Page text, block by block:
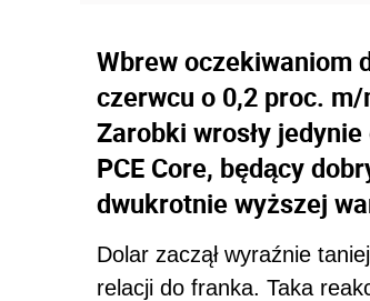
Wbrew oczekiwaniom
czerwcu o 0,2 proc.
Zarobki wrosły
PCE Core, będący
dwukrotnie wyższej
Dolar zaczął wyraźnie
relacji do franka. Taka